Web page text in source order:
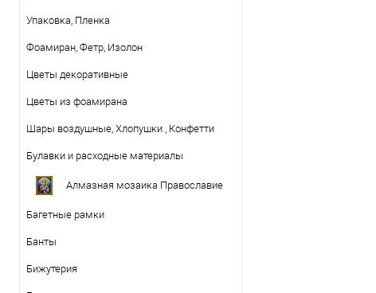
Упаковка, Пленка
Фоамиран, Фетр, Изолон
Цветы декоративные
Цветы из фоамирана
Шары воздушные, Хлопушки , Конфетти
Булавки и расходные материалы
Алмазная мозаика Православие
Багетные рамки
Банты
Бижутерия